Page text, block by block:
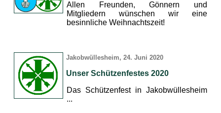
Allen Freunden, Gönnern und
Mitgliedern wünschen wir eine
besinnliche Weihnachtszeit!
Jakobwüllesheim, 24. Juni 2020
Unser Schützenfestes 2020
Das Schützenfest in Jakobwüllesheim
...